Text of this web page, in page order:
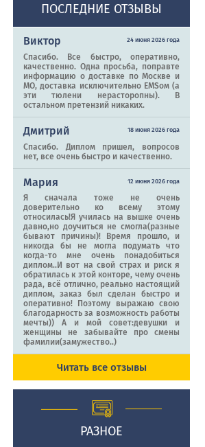
ПОСЛЕДНИЕ ОТЗЫВЫ
Виктор 24 июня 2026 года
Спасибо. Все быстро, оперативно,
качественно. Одна просьба, поправте
информацию о доставке по Москве и
МО, доставка исключительно EMSом (а
эти тюлени нерасторопны). В
остальном претензий никаких.
Дмитрий 18 июня 2026 года
Спасибо. Диплом пришел, вопросов
нет, все очень быстро и качественно.
Мария 12 июня 2026 года
Я сначала тоже не очень
доверительно ко всему этому
относилась!Я училась на вышке очень
давно,но доучиться не смогла(разные
бывают причины)! Время прошло, и
никогда бы не могла подумать что
когда-то мне очень понадобиться
диплом..И вот на свой страх и риск я
обратилась к этой конторе, чему очень
рада, всё отлично, реально настоящий
диплом, заказ был сделан быстро и
оперативно! Поэтому выражаю свою
благодарность за возможность работы
мечты)) А и мой совет:девушки и
женщины не забывайте про смены
фамилии(замужество..)
Читать все отзывы
РАЗНОЕ